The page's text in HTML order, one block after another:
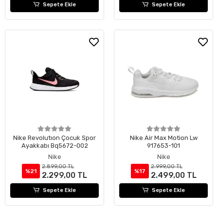
Sepete Ekle Sepete Ekle
Nike Revolutıon Çocuk Spor
Ayakkabı Bq5672-002
Nike
%21
2.899,00 TL
2.299,00 TL
Sepete Ekle
Nike Air Max Motion Lw
917653-101
Nike
%17
2.999,00 TL
2.499,00 TL
Sepete Ekle